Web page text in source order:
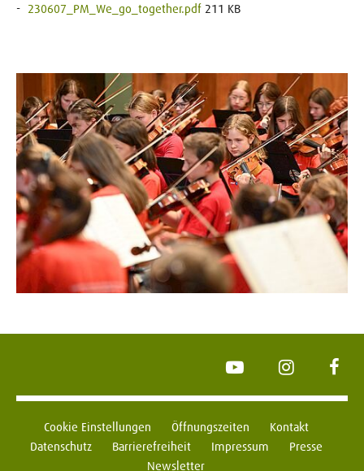
230607_PM_We_go_together.pdf 211 KB
YouTube Instagram
Cookie Einstellungen Öffnungszeiten
Kontakt
Datenschutz
Barrierefreiheit Impressum
Presse
Newsletter